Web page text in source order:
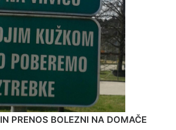
IN PRENOS BOLEZNI NA DOMAČE